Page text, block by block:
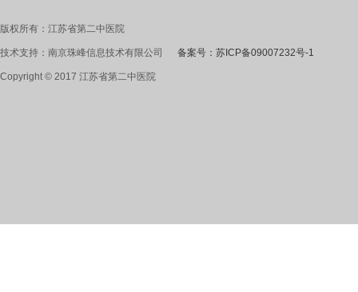
版权所有：江苏省第二中医院
技术支持：南京珠峰信息技术有限公司 备案号：苏ICP备09007232号-1
Copyright © 2017 江苏省第二中医院